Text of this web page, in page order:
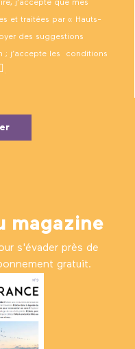
j’accepte que mes
et traitées par « Hauts-
des suggestions
; j’accepte les conditions
.
magazine
s'évader près de
gratuit.